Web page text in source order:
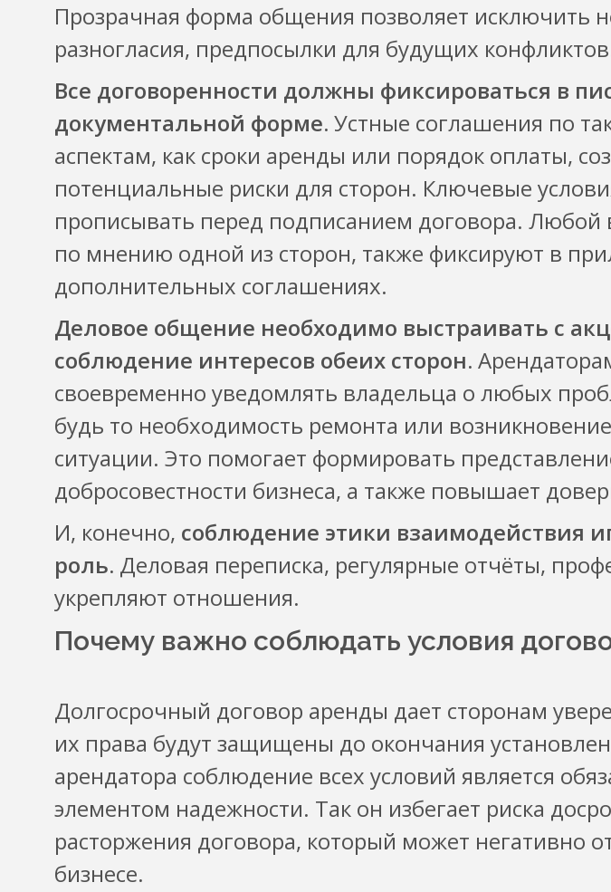
Прозрачная форма общения позволяет исключить
разногласия, предпосылки для будущих
Все договоренности должны фиксироваться в
документальной форме. Устные соглашения по
аспектам, как сроки аренды или порядок оплаты,
потенциальные риски для сторон. Ключевые
прописывать перед подписанием договора.
по мнению одной из сторон, также фиксируют в
дополнительных соглашениях.
Деловое общение необходимо выстраивать с
соблюдение интересов обеих сторон.
своевременно уведомлять владельца о любых
будь то необходимость ремонта или
ситуации. Это помогает формировать
добросовестности бизнеса, а также повышает
И, конечно, соблюдение этики взаимодействия
роль. Деловая переписка, регулярные отчёты,
укрепляют отношения.
Почему важно соблюдать условия
Долгосрочный договор аренды дает сторонам
их права будут защищены до окончания
арендатора соблюдение всех условий является
элементом надежности. Так он избегает риска
расторжения договора, который может негативно
бизнесе.